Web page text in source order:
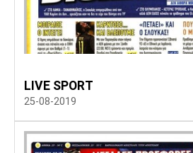
LIVE SPORT
25-08-2019